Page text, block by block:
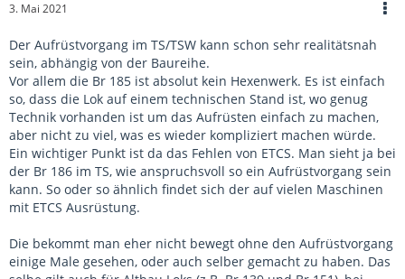
3. Mai 2021
Der Aufrüstvorgang im TS/TSW kann schon sehr realitätsnah
sein, abhängig von der Baureihe.
Vor allem die Br 185 ist absolut kein Hexenwerk. Es ist einfach
so, dass die Lok auf einem technischen Stand ist, wo genug
Technik vorhanden ist um das Aufrüsten einfach zu machen,
aber nicht zu viel, was es wieder kompliziert machen würde.
Ein wichtiger Punkt ist da das Fehlen von ETCS. Man sieht ja bei
der Br 186 im TS, wie anspruchsvoll so ein Aufrüstvorgang sein
kann. So oder so ähnlich findet sich der auf vielen Maschinen
mit ETCS Ausrüstung.
Die bekommt man eher nicht bewegt ohne den Aufrüstvorgang
einige Male gesehen, oder auch selber gemacht zu haben. Das